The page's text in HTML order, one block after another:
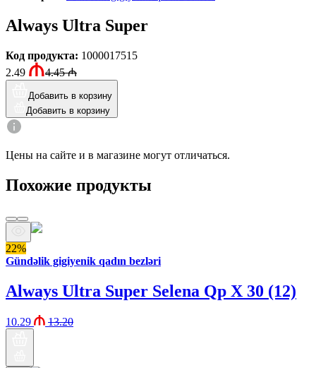
Always Ultra Super
Код продукта: 1000017515
2.49
4.45₼
Добавить в корзину
Добавить в корзину
Цены на сайте и в магазине могут отличаться.
Похожие продукты
22%
Gündəlik gigiyenik qadın bezləri
Always Ultra Super Selena Qp X 30 (12)
10.29 13.20